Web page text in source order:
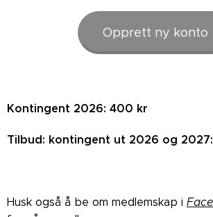
Opprett ny konto
Kontingent 2026: 400 kr
Tilbud: kontingent ut 2026 og
Husk også å be om medlemskap i